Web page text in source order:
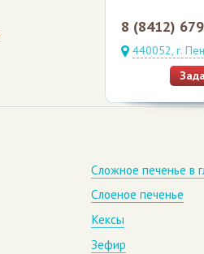
8 (8412)
440052, г.
Сложное печенье в
Слоеное печенье
Кексы
Зефир